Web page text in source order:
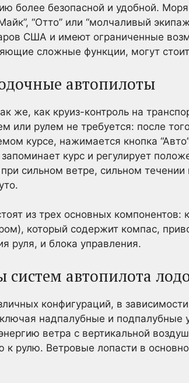
более безопасной и удобной.
“Отто” или “молчаливый
США и имеют ограниченные
сложные функции, могут
автопилоты
же, как круиз-контроль на
или рулем не требуется: после
курсе, нажимается кнопка
курс и регулирует
сильном ветре, сильном течении
из трех основных
который содержит компас,
руля, и блока управления.
автопилота
конфигураций, в
надпалубные и
ветра с вертикальной
к рулю. Ветровые лопасти в